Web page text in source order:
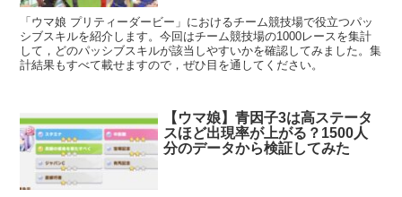
「ウマ娘 プリティーダービー」におけるチーム競技場で役立つパッ
シブスキルを紹介します。今回はチーム競技場の1000レースを集計
して，どのパッシブスキルが該当しやすいかを確認してみました。集
計結果もすべて載せますので，ぜひ目を通してください。
【ウマ娘】青因子3は高ステータ
スほど出現率が上がる？1500人
分のデータから検証してみた